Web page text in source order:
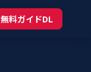
無料ガイドDL